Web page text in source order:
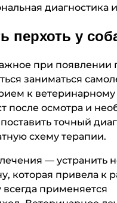
диагностика
перхоть у
при появлении
заниматься
к ветеринарному
после осмотра и
точный
схему терапии.
— устранить
которая привела к
применяется